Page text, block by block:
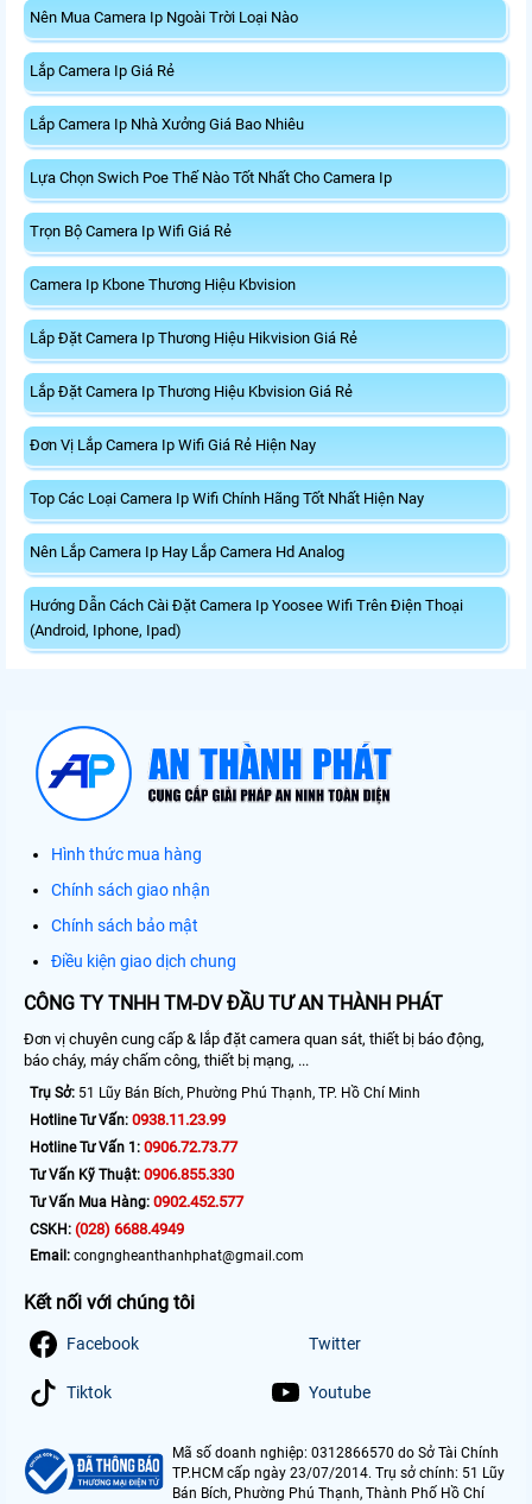
Nên Mua Camera Ip Ngoài Trời Loại Nào
Lắp Camera Ip Giá Rẻ
Lắp Camera Ip Nhà Xưởng Giá Bao Nhiêu
Lựa Chọn Swich Poe Thế Nào Tốt Nhất Cho Camera Ip
Trọn Bộ Camera Ip Wifi Giá Rẻ
Camera Ip Kbone Thương Hiệu Kbvision
Lắp Đặt Camera Ip Thương Hiệu Hikvision Giá Rẻ
Lắp Đặt Camera Ip Thương Hiệu Kbvision Giá Rẻ
Đơn Vị Lắp Camera Ip Wifi Giá Rẻ Hiện Nay
Top Các Loại Camera Ip Wifi Chính Hãng Tốt Nhất Hiện Nay
Nên Lắp Camera Ip Hay Lắp Camera Hd Analog
Hướng Dẫn Cách Cài Đặt Camera Ip Yoosee Wifi Trên Điện Thoại
(Android, Iphone, Ipad)
Hình thức mua hàng
Chính sách giao nhận
Chính sách bảo mật
Điều kiện giao dịch chung
CÔNG TY TNHH TM-DV ĐẦU TƯ AN THÀNH PHÁT
Đơn vị chuyên cung cấp & lắp đặt camera quan sát, thiết bị báo động,
báo cháy, máy chấm công, thiết bị mạng, ...
Trụ Sở: 51 Lũy Bán Bích, Phường Phú Thạnh, TP. Hồ Chí Minh
Hotline Tư Vấn: 0938.11.23.99
Hotline Tư Vấn 1: 0906.72.73.77
Tư Vấn Kỹ Thuật: 0906.855.330
Tư Vấn Mua Hàng: 0902.452.577
CSKH: (028) 6688.4949
Email: congngheanthanhphat@gmail.com
Kết nối với chúng tôi
Facebook Twitter
Tiktok Youtube
Mã số doanh nghiệp: 0312866570 do Sở Tài Chính
TP.HCM cấp ngày 23/07/2014. Trụ sở chính: 51 Lũy
Bán Bích, Phường Phú Thạnh, Thành Phố Hồ Chí